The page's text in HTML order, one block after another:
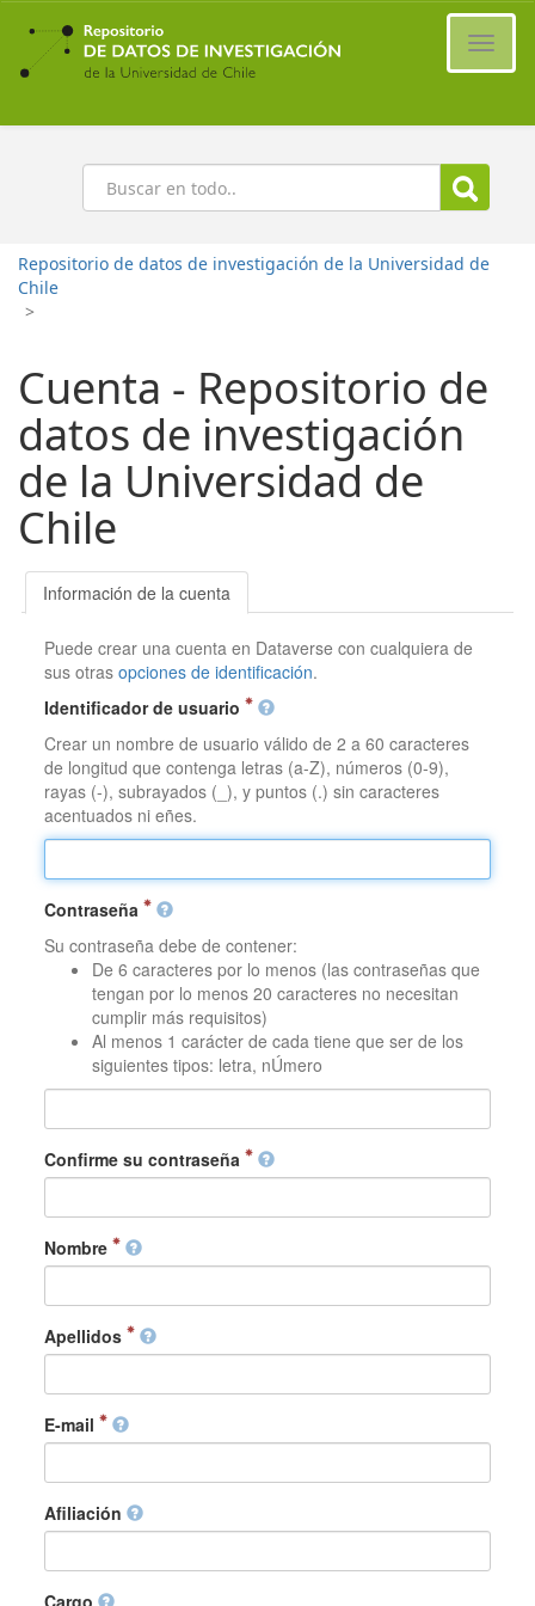
Ir
contenido
principal
Buscar
Repositorio de datos de investigación de la Universidad de
Chile
>
Cuenta - Repositorio de
datos de investigación
de la Universidad de
Chile
Información de la cuenta
Puede crear una cuenta en Dataverse con cualquiera de
sus otrasopciones de identificación.
Identificador de usuario
Crear un nombre de usuario válido de 2 a 60 caracteres
de longitud que contenga letras (a-Z), números (0-9),
rayas (-), subrayados (_), y puntos (.) sin caracteres
acentuados ni eñes.
Contraseña
Su contraseña debe de contener:
De 6 caracteres por lo menos (las contraseñas que
tengan por lo menos 20 caracteres no necesitan
cumplir más requisitos)
Al menos 1 carácter de cada tiene que ser de los
siguientes tipos: letra, nÚmero
Confirme su contraseña
Nombre
Apellidos
E-mail
Afiliación
Cargo